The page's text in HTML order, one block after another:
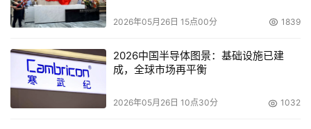
2026年05月26日 15点00分 1839
2026中国半导体图景：基础设施已建
成，全球市场再平衡
2026年05月26日 10点30分 1032